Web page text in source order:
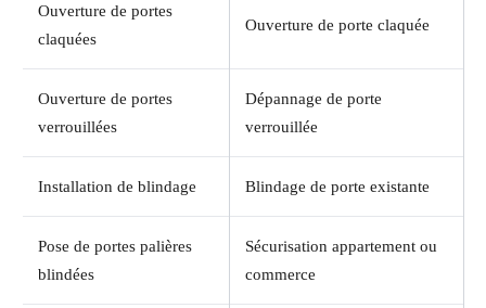
Ouverture de portes
claquées
Ouverture de porte claquée
Ouverture de portes
verrouillées
Dépannage de porte
verrouillée
Installation de blindage Blindage de porte existante
Pose de portes palières
blindées
Sécurisation appartement ou
commerce